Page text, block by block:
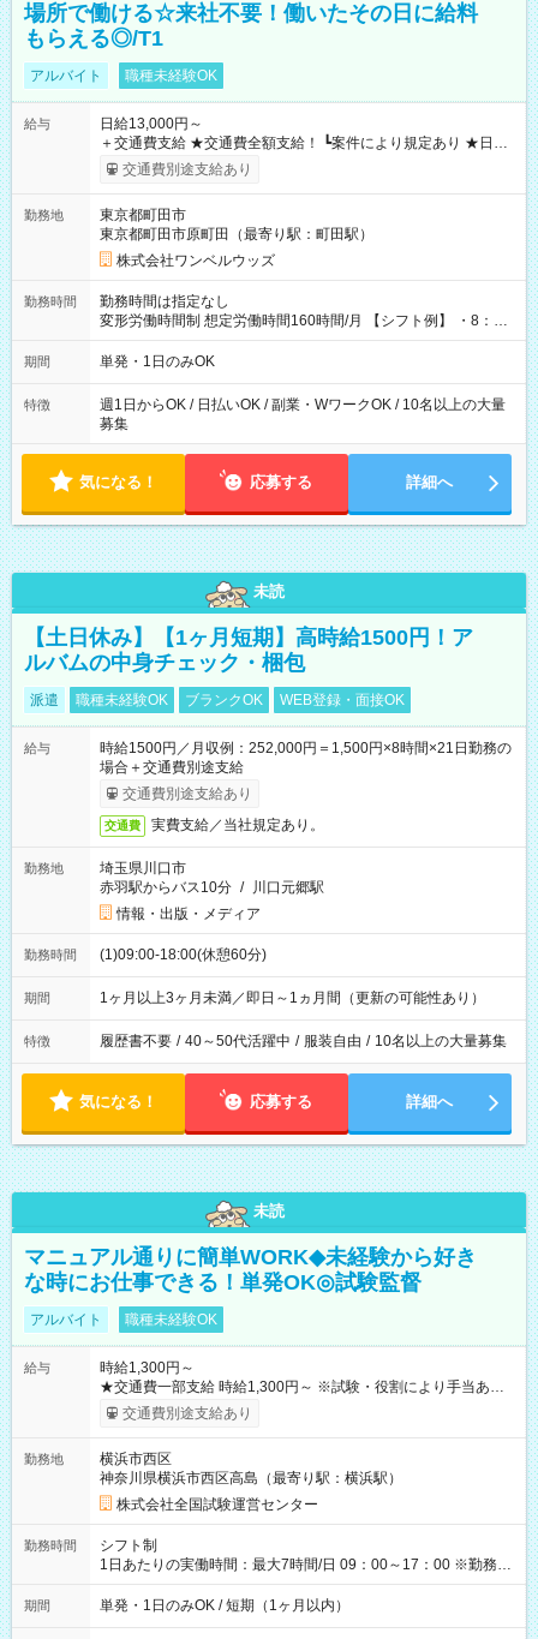
場所で働ける☆来社不要！働いたその日に給料
もらえる◎/T1
アルバイト 職種未経験OK
給与
日給13,000円～
＋交通費支給 ★交通費全額支給！ ┗案件により規定あり ★日払
いOK！（規定あり） ┗働いたその日に現金GET♪ お仕事後はコ
ンビニATMから 日払い分を引き落とせます！ 【試用期間】試
交通費別途支給あり
勤務地
東京都町田市
東京都町田市原町田（最寄り駅：町田駅）
株式会社ワンベルウッズ
勤務時間
勤務時間は指定なし
変形労働時間制 想定労働時間160時間/月 【シフト例】 ・8：00
～21：00
期間 単発・1日のみOK
特徴
週1日からOK / 日払いOK / 副業・WワークOK / 10名以上の大量
募集
気になる！ 応募する 詳細へ
未読
【土日休み】【1ヶ月短期】高時給1500円！ア
ルバムの中身チェック・梱包
派遣 職種未経験OK ブランクOK WEB登録・面接OK
給与
時給1500円／月収例：252,000円＝1,500円×8時間×21日勤務の
場合＋交通費別途支給
交通費別途支給あり
交通費 実費支給／当社規定あり。
勤務地
埼玉県川口市
赤羽駅からバス10分 / 川口元郷駅
情報・出版・メディア
勤務時間 (1)09:00-18:00(休憩60分)
期間 1ヶ月以上3ヶ月未満／即日～1ヵ月間（更新の可能性あり）
特徴 履歴書不要 / 40～50代活躍中 / 服装自由 / 10名以上の大量募集
気になる！ 応募する 詳細へ
未読
マニュアル通りに簡単WORK◆未経験から好き
な時にお仕事できる！単発OK◎試験監督
アルバイト 職種未経験OK
給与
時給1,300円～
★交通費一部支給 時給1,300円～ ※試験・役割により手当あり
※勤務回数により昇給あり 【即給（前払い）オプションあ
り！】 希望される場合、勤務から1週間ほどで給与の一部を受け
例】 ・河合塾模擬試験 8:30～17:30（休憩1時間） 時給1,300円
×8時間＝日収10,400円＋交通費 ※当日の役割により時給＋100
円の場合あり ・国家試験 7:00～13:30（休憩なし） 時給1,300
円（役割手当＋100円）×6時間＝日収8,400円＋交通費 【試用期
間】試用期間なし
交通費別途支給あり
勤務地
横浜市西区
神奈川県横浜市西区高島（最寄り駅：横浜駅）
株式会社全国試験運営センター
勤務時間
シフト制
1日あたりの実働時間：最大7時間/日 09：00～17：00 ※勤務時
間は 試験により異なります。
期間 単発・1日のみOK / 短期（1ヶ月以内）